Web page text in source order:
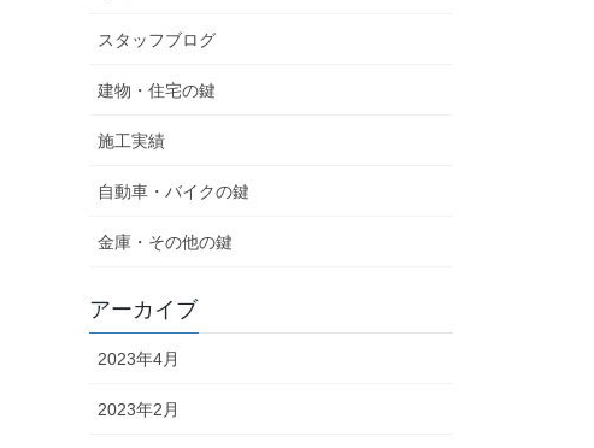
スタッフブログ
建物・住宅の鍵
施工実績
自動車・バイクの鍵
金庫・その他の鍵
アーカイブ
2023年4月
2023年2月